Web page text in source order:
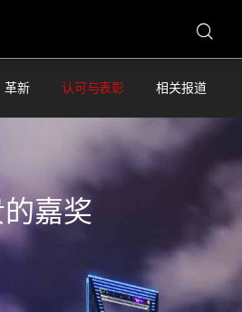
革新 认可与表彰 相关报道
嘉奖
您微信了！
×